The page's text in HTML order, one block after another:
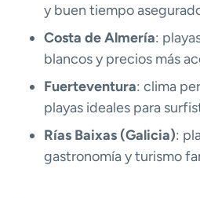
y buen tiempo
Costa de Almería:
blancos y precios más
Fuerteventura: clima
playas ideales para
Rías Baixas (Galicia):
gastronomía y turismo